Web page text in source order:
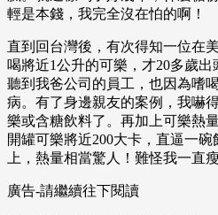
輕是本錢，我完全沒在怕的啊！
直到回台灣後，有次得知一位在
喝將近1公升的可樂，才20多歲
聽到我爸公司的員工，也因為嗜
病。有了身邊親友的案例，我嚇
樂或含糖飲料了。再加上可樂熱
開罐可樂將近200大卡，直逼一
上，熱量相當驚人！難怪我一直瘦
廣告-請繼續往下閱讀